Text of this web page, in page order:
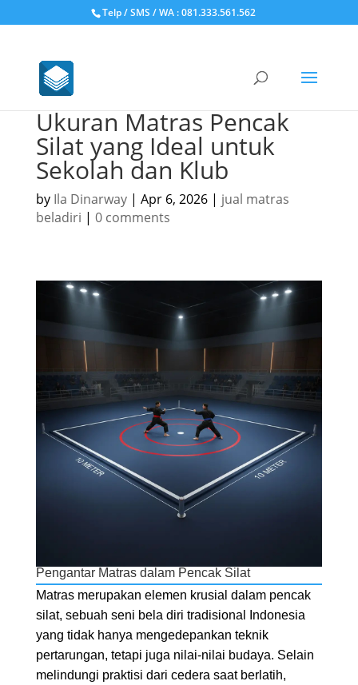
Telp / SMS / WA : 081.333.561.562
Ukuran Matras Pencak
Silat yang Ideal untuk
Sekolah dan Klub
by Ila Dinarway| Apr 6, 2026| jual matras
beladiri | 0 comments
Pengantar Matras dalam Pencak Silat
Matras merupakan elemen krusial dalam pencak
silat, sebuah seni bela diri tradisional Indonesia
yang tidak hanya mengedepankan teknik
pertarungan, tetapi juga nilai-nilai budaya. Selain
melindungi praktisi dari cedera saat berlatih,